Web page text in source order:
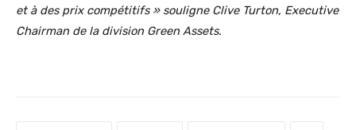
et à des prix compétitifs » souligne Clive Turton, Executive
Chairman de la division Green Assets.